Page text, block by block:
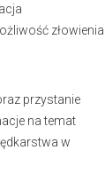
złowienia
przystanie
na temat
w